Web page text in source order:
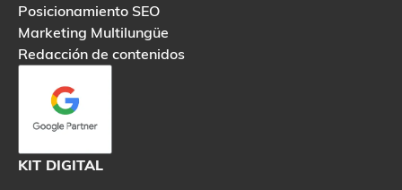
Posicionamiento SEO
Marketing Multilungüe
Redacción de contenidos
KIT DIGITAL